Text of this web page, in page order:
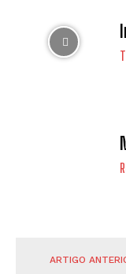
ARTIGO